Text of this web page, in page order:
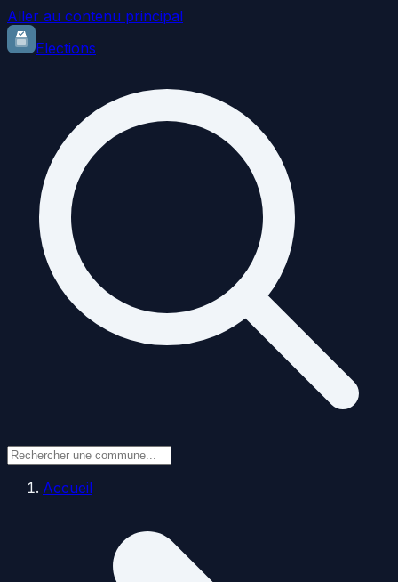
Aller au contenu principal
Elections
Accueil